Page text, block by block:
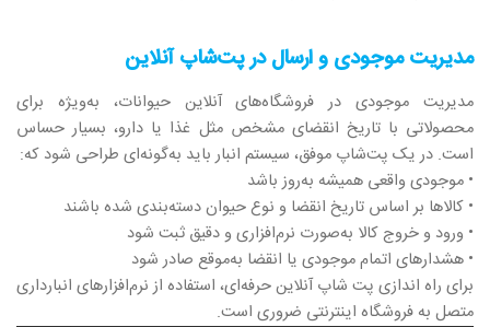
مدیریت موجودی و ارسال در پت‌شاپ آنلاین
مدیریت موجودی در فروشگاه‌های آنلاین حیوانات، به‌ویژه برای
محصولاتی با تاریخ انقضای مشخص مثل غذا یا دارو، بسیار حساس
است. در یک پت‌شاپ موفق، سیستم انبار باید به‌گونه‌ای طراحی شود که:
• موجودی واقعی همیشه به‌روز باشد
• کالاها بر اساس تاریخ انقضا و نوع حیوان دسته‌بندی شده باشند
• ورود و خروج کالا به‌صورت نرم‌افزاری و دقیق ثبت شود
• هشدارهای اتمام موجودی یا انقضا به‌موقع صادر شود
برای راه‌ اندازی پت شاپ آنلاین حرفه‌ای، استفاده از نرم‌افزارهای انبارداری
متصل به فروشگاه اینترنتی ضروری است.